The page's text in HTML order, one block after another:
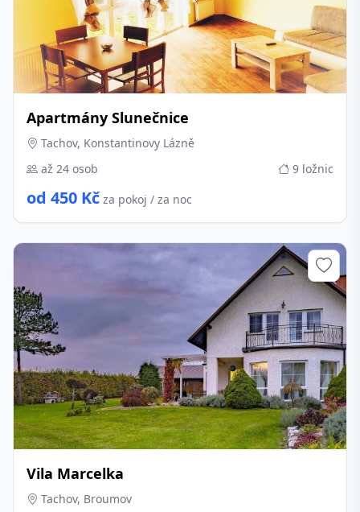
Apartmány Slunečnice
Tachov, Konstantinovy Lázně
až 24 osob
9 ložnic
od 450 Kč za pokoj / za noc
Vila Marcelka
Tachov, Broumov